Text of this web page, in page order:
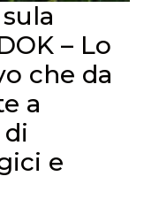
– Lo
che da
a
e